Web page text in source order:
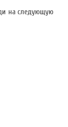
на следующую